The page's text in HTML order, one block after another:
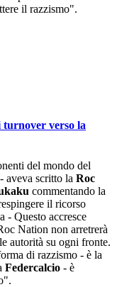
il razzismo".
turnover verso la
del mondo del
aveva scritto la Roc
commentando la
il ricorso
- Questo accresce
Nation non arretrerà
autorità su ogni fronte.
di razzismo - è la
Federcalcio - è